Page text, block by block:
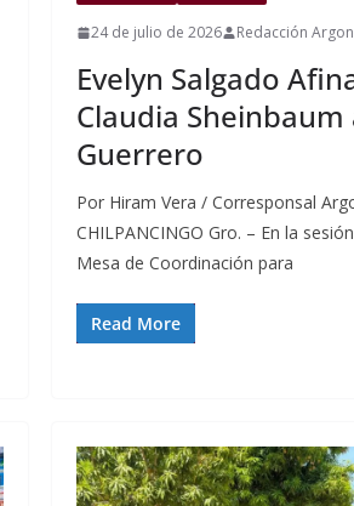
24 de julio de 2026 Redacción
Evelyn Salgado
Claudia Sheinbaum
Guerrero
Por Hiram Vera / Corresponsal
CHILPANCINGO Gro. – En la
Mesa de Coordinación para
Read More